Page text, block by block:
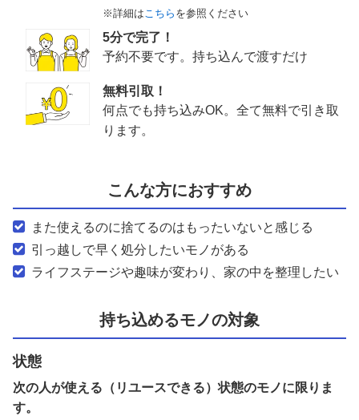
※詳細はこちら を参照ください
5分で完了！
予約不要です。持ち込んで渡すだけ
無料引取！
何点でも持ち込みOK。全て無料で引き取
ります。
こんな方におすすめ
また使えるのに捨てるのはもったいないと感じる
引っ越しで早く処分したいモノがある
ライフステージや趣味が変わり、家の中を整理したい
持ち込めるモノの対象
状態
次の人が使える（リユースできる）状態のモノに限りま
す。